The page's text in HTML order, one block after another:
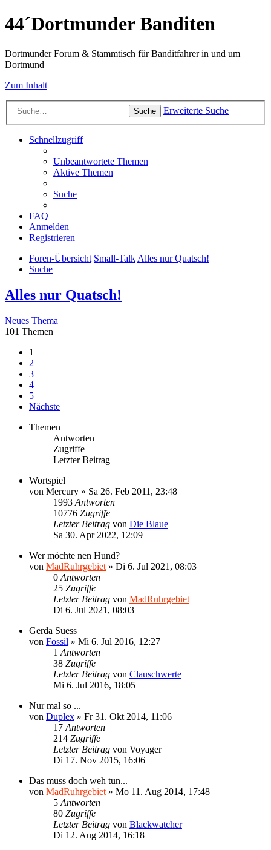
44´Dortmunder Banditen
Dortmunder Forum & Stammtisch für Banditfahrer in und um
Dortmund
Zum Inhalt
Suche Erweiterte Suche
Schnellzugriff
Unbeantwortete Themen
Aktive Themen
Suche
FAQ
Anmelden
Registrieren
Foren-Übersicht Small-TalkAlles nur Quatsch!
Suche
Alles nur Quatsch!
Neues Thema
101 Themen
1
2
3
4
5
Nächste
Themen
Antworten
Zugriffe
Letzter Beitrag
Wortspiel
von Mercury » Sa 26. Feb 2011, 23:48
1993 Antworten
10776 Zugriffe
Letzter Beitrag von Die Blaue
Sa 30. Apr 2022, 12:09
Wer möchte nen Hund?
von MadRuhrgebiet » Di 6. Jul 2021, 08:03
0 Antworten
25 Zugriffe
Letzter Beitrag von MadRuhrgebiet
Di 6. Jul 2021, 08:03
Gerda Suess
von Fossil » Mi 6. Jul 2016, 12:27
1 Antworten
38 Zugriffe
Letzter Beitrag von Clauschwerte
Mi 6. Jul 2016, 18:05
Nur mal so ...
von Duplex » Fr 31. Okt 2014, 11:06
17 Antworten
214 Zugriffe
Letzter Beitrag von Voyager
Di 17. Nov 2015, 16:06
Das muss doch weh tun...
von MadRuhrgebiet » Mo 11. Aug 2014, 17:48
5 Antworten
80 Zugriffe
Letzter Beitrag von Blackwatcher
Di 12. Aug 2014, 16:18